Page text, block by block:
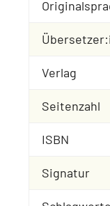
Verlag
Seitenzahl
ISBN
Signatur